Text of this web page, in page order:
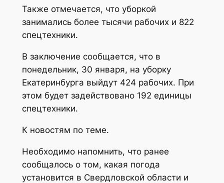
Также отмечается, что уборкой
занимались более тысячи рабочих и 822
спецтехники.
В заключение сообщается, что в
понедельник, 30 января, на уборку
Екатеринбурга выйдут 424 рабочих. При
этом будет задействовано 192 единицы
спецтехники.
К новостям по теме.
Необходимо напомнить, что ранее
сообщалось о том, какая погода
установится в Свердловской области и